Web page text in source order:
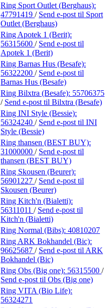
Ring Sport Outlet (Berghaus):
47791419 / Send e-post til Sport
Outlet (Berghaus)
Ring Apotek 1 (Berit):
56315600 / Send e-post til
Apotek 1 (Berit)
Ring Barnas Hus (Besafe):
56322200 / Send e-post til
Barnas Hus (Besafe)
Ring Bilxtra (Besafe): 55706375
/ Send e-post til Bilxtra (Besafe)
Ring INI Style (Bessie):
56324240 / Send e-post til INI
Style (Bessie)
Ring thansen (BEST BUY):
31000000 / Send e-post til
thansen (BEST BUY)
Ring Skousen (Beurer):
56901227 / Send e-post til
Skousen (Beurer)
Ring Kitch'n (Bialetti):
56311011 / Send e-post til
Kitch'n (Bialetti)
Ring Normal (Bibs): 40810207
Ring ARK Bokhandel (Bic):
96625687 / Send e-post til ARK
Bokhandel (Bic)
Ring Obs (Big one): 56315500 /
Send e-post til Obs (Big one)
Ring VITA (Bio Life):
56324271